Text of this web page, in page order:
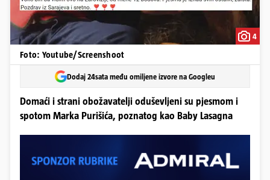
4
Foto: Youtube/Screenshoot
Dodaj 24sata među omiljene izvore na Googleu
Domaći i strani obožavatelji oduševljeni su pjesmom i
spotom Marka Purišića, poznatog kao Baby Lasagna